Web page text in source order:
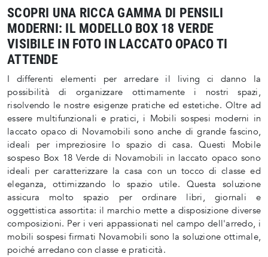
SCOPRI UNA RICCA GAMMA DI PENSILI
MODERNI: IL MODELLO BOX 18 VERDE
VISIBILE IN FOTO IN LACCATO OPACO TI
ATTENDE
I differenti elementi per arredare il living ci danno la
possibilità di organizzare ottimamente i nostri spazi,
risolvendo le nostre esigenze pratiche ed estetiche. Oltre ad
essere multifunzionali e pratici, i Mobili sospesi moderni in
laccato opaco di Novamobili sono anche di grande fascino,
ideali per impreziosire lo spazio di casa. Questi Mobile
sospeso Box 18 Verde di Novamobili in laccato opaco sono
ideali per caratterizzare la casa con un tocco di classe ed
eleganza, ottimizzando lo spazio utile. Questa soluzione
assicura molto spazio per ordinare libri, giornali e
oggettistica assortita: il marchio mette a disposizione diverse
composizioni. Per i veri appassionati nel campo dell'arredo, i
mobili sospesi firmati Novamobili sono la soluzione ottimale,
poiché arredano con classe e praticità.